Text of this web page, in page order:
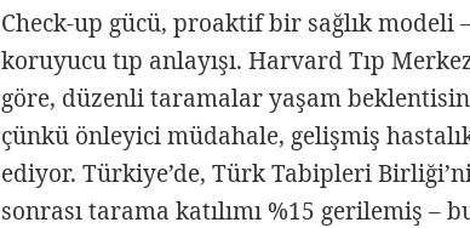
Check-up gücü, proaktif bir sağlık modeli
koruyucu tıp anlayışı. Harvard Tıp
göre, düzenli taramalar yaşam
çünkü önleyici müdahale, gelişmiş
ediyor. Türkiye’de, Türk Tabipleri
sonrası tarama katılımı %15 gerilemiş –